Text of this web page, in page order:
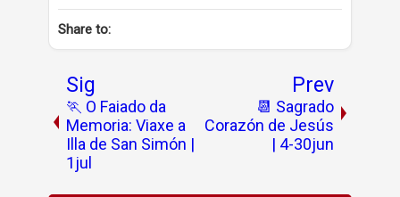
Share to:
Sig
🏃 O Faiado da
Memoria: Viaxe a
Illa de San Simón |
1jul
Prev
📆 Sagrado
Corazón de Jesús
| 4-30jun